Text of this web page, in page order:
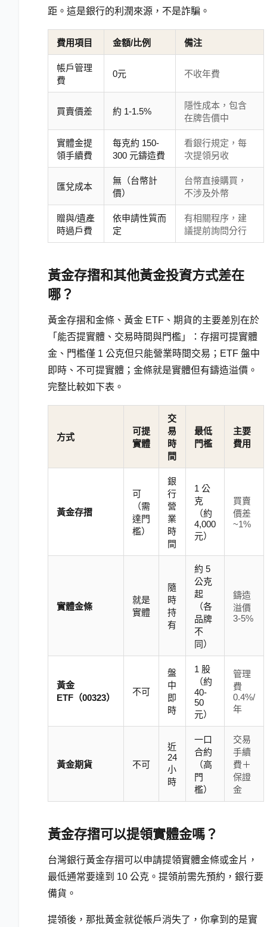
距。這是銀行的利潤來源，不是詐騙。
費用項目 金額/比例 備注
帳戶管理
費
0元 不收年費
買賣價差 約 1-1.5%
隱性成本，包含
在牌告價中
實體金提
領手續費
每克約 150-
300 元鑄造費
看銀行規定，每
次提領另收
匯兌成本
無（台幣計
價）
台幣直接購買，
不涉及外幣
贈與/遺產
時過戶費
依申請性質而
定
有相關程序，建
議提前詢問分行
黃金存摺和其他黃金投資方式差在
哪？
黃金存摺和金條、黃金 ETF、期貨的主要差別在於
「能否提實體、交易時間與門檻」：存摺可提實體
金、門檻僅 1 公克但只能營業時間交易；ETF 盤中
即時、不可提實體；金條就是實體但有鑄造溢價。
完整比較如下表。
方式
可提
實體
交
易
時
間
最低
門檻
主要
費用
黃金存摺
可
（需
達門
檻）
銀
行
營
業
時
間
1 公
克
（約
4,000
元）
買賣
價差
~1%
實體金條
就是
實體
隨
時
持
有
約 5
公克
起
（各
品牌
不
同）
鑄造
溢價
3-5%
黃金
ETF（00323）
不可
盤
中
即
時
1 股
（約
40-
50
元）
管理
費
0.4%/
年
黃金期貨 不可
近
24
小
時
一口
合約
（高
門
檻）
交易
手續
費＋
保證
金
黃金存摺可以提領實體金嗎？
台灣銀行黃金存摺可以申請提領實體金條或金片，
最低通常要達到 10 公克。提領前需先預約，銀行要
備貨。
提領後，那批黃金就從帳戶消失了，你拿到的是實